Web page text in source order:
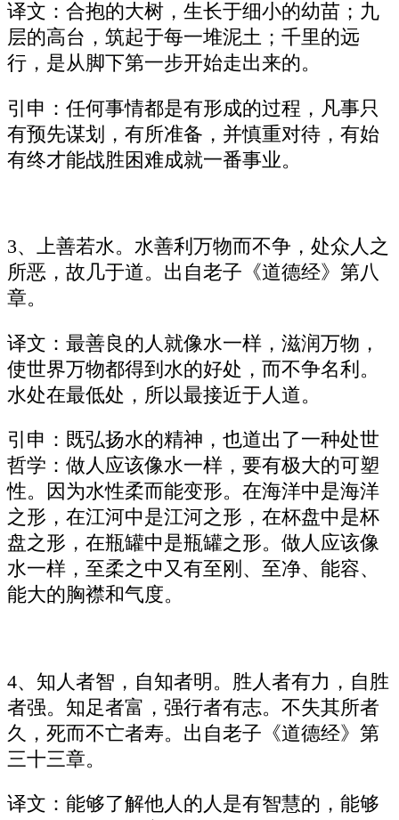
译文：合抱的大树，生长于细小的幼苗；九
层的高台，筑起于每一堆泥土；千里的远
行，是从脚下第一步开始走出来的。
引申：任何事情都是有形成的过程，凡事只
有预先谋划，有所准备，并慎重对待，有始
有终才能战胜困难成就一番事业。
3、上善若水。水善利万物而不争，处众人之
所恶，故几于道。出自老子《道德经》第八
章。
译文：最善良的人就像水一样，滋润万物，
使世界万物都得到水的好处，而不争名利。
水处在最低处，所以最接近于人道。
引申：既弘扬水的精神，也道出了一种处世
哲学：做人应该像水一样，要有极大的可塑
性。因为水性柔而能变形。在海洋中是海洋
之形，在江河中是江河之形，在杯盘中是杯
盘之形，在瓶罐中是瓶罐之形。做人应该像
水一样，至柔之中又有至刚、至净、能容、
能大的胸襟和气度。
4、知人者智，自知者明。胜人者有力，自胜
者强。知足者富，强行者有志。不失其所者
久，死而不亡者寿。出自老子《道德经》第
三十三章。
译文：能够了解他人的人是有智慧的，能够